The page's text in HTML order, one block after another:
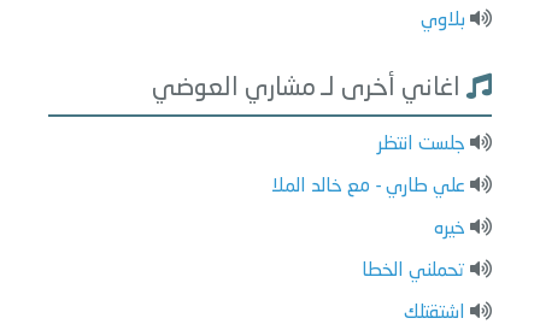
بلاوي
اغاني أخرى لـ مشاري العوضي
جلست انتظر
علي طاري - مع خالد الملا
خيره
تحملني الخطا
اشتقتلك